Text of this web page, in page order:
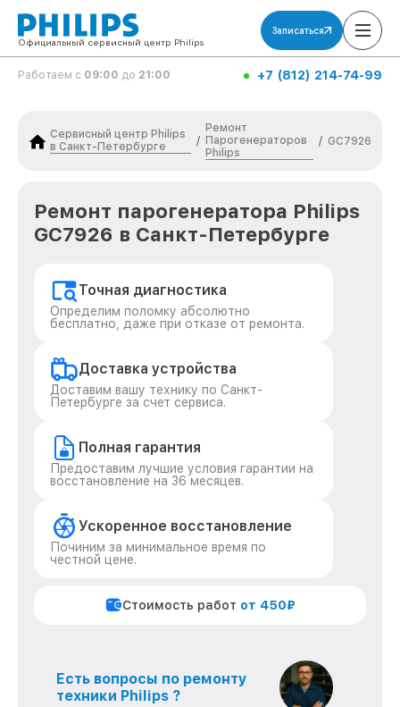
Официальный сервисный центр Philips
Записаться
Работаем с 09:00 до 21:00 +7 (812) 214-74-99
Сервисный центр Philips
в Санкт-Петербурге
/
Ремонт
Парогенераторов
Philips
/ GC7926
Ремонт парогенератора Philips
GC7926 в Санкт-Петербурге
Точная диагностика
Определим поломку абсолютно
бесплатно, даже при отказе от ремонта.
Доставка устройства
Доставим вашу технику по Санкт-
Петербурге за счет сервиса.
Полная гарантия
Предоставим лучшие условия гарантии на
восстановление на 36 месяцев.
Ускоренное восстановление
Починим за минимальное время по
честной цене.
Стоимость работ от 450₽
Есть вопросы по ремонту
техники Philips ?